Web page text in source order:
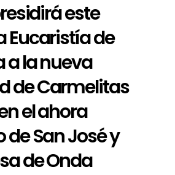
este
Eucaristía de
a la nueva
de Carmelitas
el ahora
San José y
de Onda